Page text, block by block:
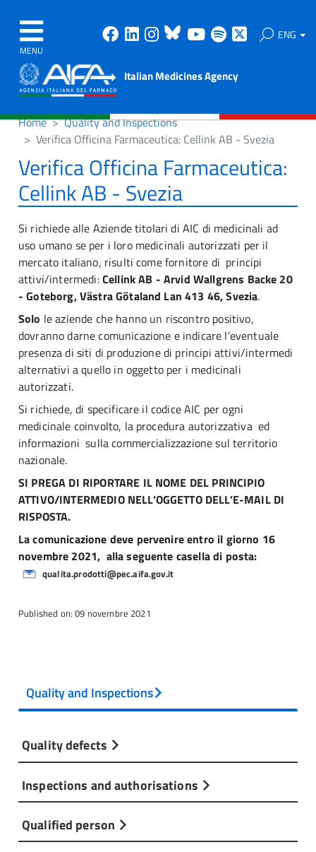
MENU
Facebook
Linkedin
Instagram
Bluesky
Youtube
Spotify ENG
Italian Medicines Agency
Home
Quality and Inspections
Verifica Officina Farmaceutica: Cellink AB - Svezia
Verifica Officina Farmaceutica:
Cellink AB - Svezia
Si richiede alle Aziende titolari di AIC di medicinali ad
uso umano se per i loro medicinali autorizzati per il
mercato italiano, risulti come fornitore di principi
attivi/intermedi:Cellink AB - Arvid Wallgrens Backe 20
- Goteborg, Västra Götaland Lan 413 46, Svezia.
Solo le aziende che hanno un riscontro positivo,
dovranno darne comunicazione e indicare l’eventuale
presenza di siti di produzione di principi attivi/intermedi
alternativi a quello in oggetto per i medicinali
autorizzati.
Si richiede, di specificare il codice AIC per ogni
medicinale coinvolto, la procedura autorizzativa ed
informazioni sulla commercializzazione sul territorio
nazionale.
SI PREGA DI RIPORTARE IL NOME DEL PRINCIPIO
ATTIVO/INTERMEDIO NELL’OGGETTO DELL’E-MAIL DI
RISPOSTA.
La comunicazione deve pervenire entro il giorno 16
novembre 2021, alla seguente casella di posta:
qualita.prodotti@pec.aifa.gov.it
Published on: 09 novembre 2021
Quality and Inspections
Quality defects
Inspections and authorisations
Qualified person